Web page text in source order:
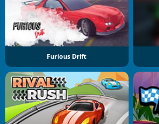
Furious Drift